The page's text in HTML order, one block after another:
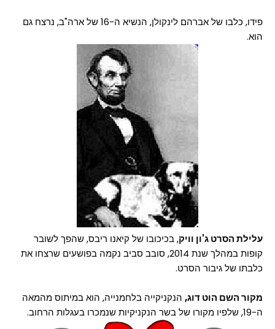
פידו, כלבו של אברהם לינקולן, הנשיא ה-16 של ארה"ב, נרצח גם
הוא.
עלילת הסרט ג'ון וויק, בכיכובו של קיאנו ריבס, שהפך לשובר
קופות במהלך שנת 2014, סובב סביב נקמה בפושעים שרצחו את
כלבתו של גיבור הסרט.
מקור השם הוט דוג, הנקניקייה בלחמנייה, הוא במיתוס מהמאה
ה-19, שלפיו מקורו של בשר הנקניקיות שנמכרו בעגלות הרחוב.